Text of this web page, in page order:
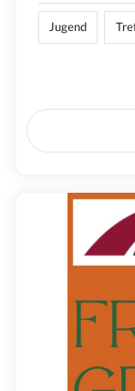
Jugend